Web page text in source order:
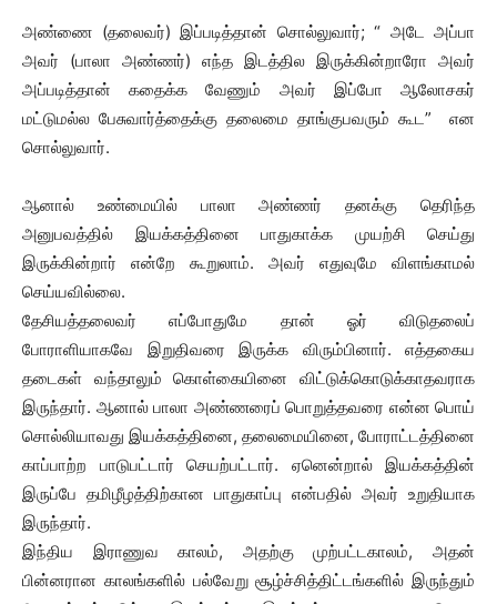
அண்ணை (தலைவர்) இப்படித்தான் சொல்லுவார்; “ அடே அப்பா
அவர் (பாலா அண்ணர்) எந்த இடத்தில இருக்கின்றாரோ அவர்
அப்படித்தான் கதைக்க வேணும் அவர் இப்போ ஆலோசகர்
மட்டுமல்ல பேசுவார்த்தைக்கு தலைமை தாங்குபவரும் கூட” என
சொல்லுவார்.
ஆனால் உண்மையில் பாலா அண்ணர் தனக்கு தெரிந்த
அனுபவத்தில் இயக்கத்தினை பாதுகாக்க முயற்சி செய்து
இருக்கின்றார் என்றே கூறுலாம். அவர் எதுவுமே விளங்காமல்
செய்யவில்லை.
தேசியத்தலைவர் எப்போதுமே தான் ஓர் விடுதலைப்
போராளியாகவே இறுதிவரை இருக்க விரும்பினார். எத்தகைய
தடைகள் வந்தாலும் கொள்கையினை விட்டுக்கொடுக்காதவராக
இருந்தார். ஆனால் பாலா அண்ணரைப் பொறுத்தவரை என்ன பொய்
சொல்லியாவது இயக்கத்தினை, தலைமையினை, போராட்டத்தினை
காப்பாற்ற பாடுபட்டார் செயற்பட்டார். ஏனென்றால் இயக்கத்தின்
இருப்பே தமிழீழத்திற்கான பாதுகாப்பு என்பதில் அவர் உறுதியாக
இருந்தார்.
இந்திய இராணுவ காலம், அதற்கு முற்பட்டகாலம், அதன்
பின்னரான காலங்களில் பல்வேறு சூழ்ச்சித்திட்டங்களில் இருந்தும்